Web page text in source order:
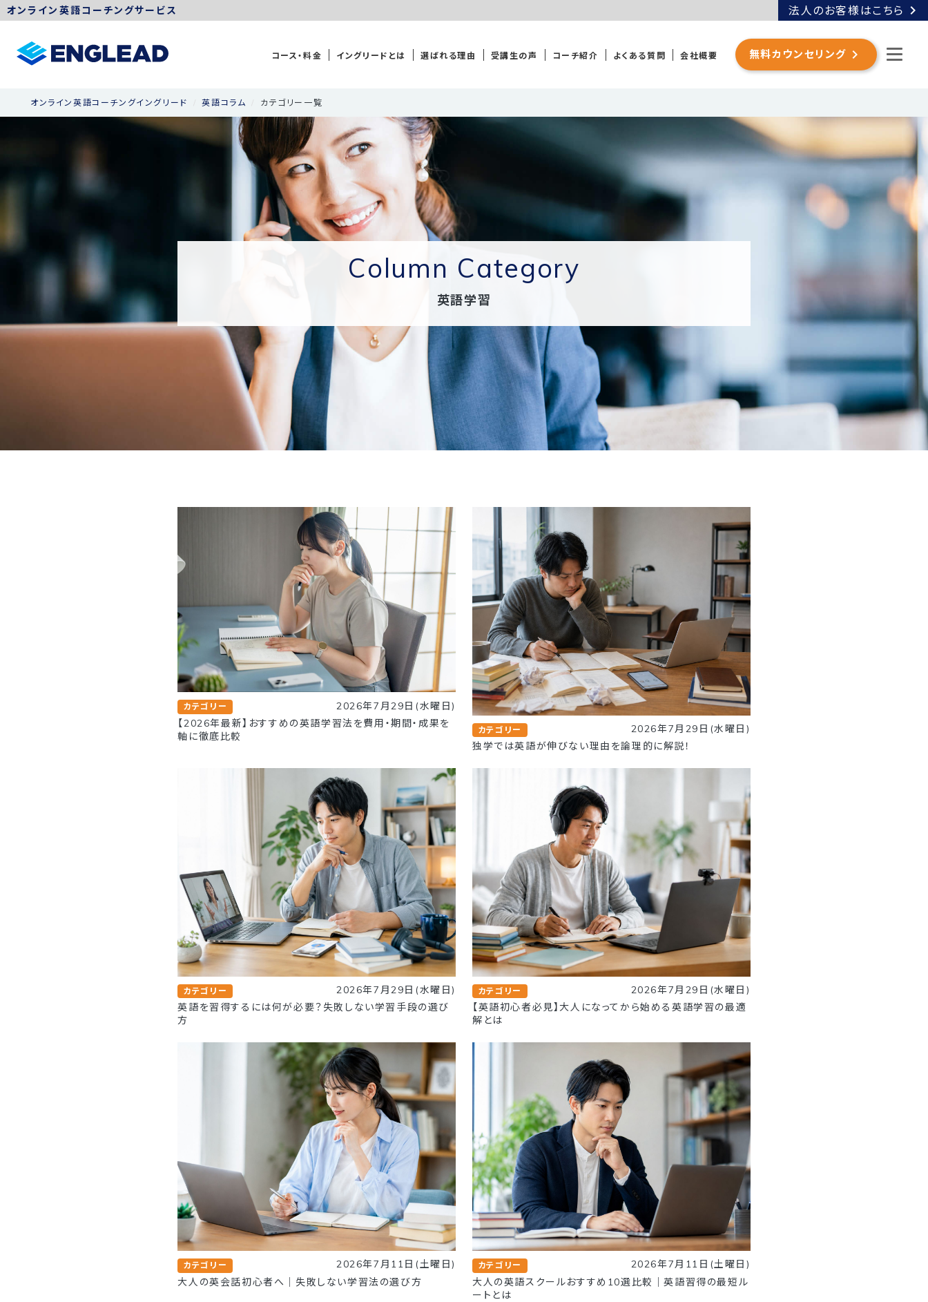
オンライン英語コーチングサービス 法人のお客様はこちら chevron_right
コース・料金 イングリードとは 選ばれる理由 受講生の声 コーチ紹介 よくある質問 会社概要 無料カウンセリング chevron_right
オンライン英語コーチングイングリード 英語コラム カテゴリー一覧
Column Category
英語学習
カテゴリー
2026年7月29日(水曜日)
【2026年最新】おすすめの英語学習法を費用・期間・成果を
軸に徹底比較
カテゴリー
2026年7月29日(水曜日)
独学では英語が伸びない理由を論理的に解説！
カテゴリー
2026年7月29日(水曜日)
英語を習得するには何が必要？失敗しない学習手段の選び
方
カテゴリー
2026年7月29日(水曜日)
【英語初心者必見】大人になってから始める英語学習の最適
解とは
カテゴリー
2026年7月11日(土曜日)
大人の英会話初心者へ｜失敗しない学習法の選び方
カテゴリー
2026年7月11日(土曜日)
大人の英語スクールおすすめ10選比較｜英語習得の最短ル
ートとは